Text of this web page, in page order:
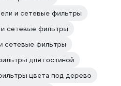
и сетевые фильтры
сетевые фильтры
сетевые фильтры
для гостиной
цвета под дерево